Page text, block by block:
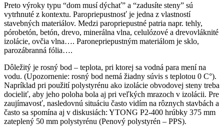
Preto výroky typu “dom musí dýchať” a “zadusíte steny” sú
vytrhnuté z kontextu. Paropriepustnosť je jedna z vlastností
stavebných materiálov. Medzi paropriepustné patria napr. tehly,
pórobetón, betón, drevo, minerálna vlna, celulózové a drevovláknité
izolácie, ovčia vlna…. Paronepriepustným materiálom je sklo,
parozábranná fólia….
Dôležitý je rosný bod – teplota, pri ktorej sa vodná para mení na
vodu. (Upozornenie: rosný bod nemá žiadny súvis s teplotou 0 C°).
Napríklad pri použití polystyrénu ako izolácie obvodovej steny treba
docieliť, aby jeho poloha bola aj pri veľkých mrazoch v izolácii. Pre
zaujímavosť, nasledovnú situáciu často vidím na rôznych stavbách a
často sa spomína aj v diskusiách: YTONG P2-400 hrúbky 375 mm
zateplený 50 mm polystyrénu (Penový polystyrén – PPS).